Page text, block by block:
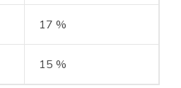
17 %
15 %